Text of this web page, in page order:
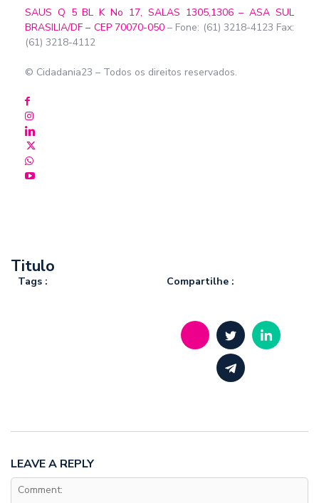
SAUS Q 5 BL K No 17, SALAS 1305,1306 – ASA SUL
BRASILIA/DF – CEP 70070-050– Fone: (61) 3218-4123 Fax:
(61) 3218-4112
© Cidadania23 – Todos os direitos reservados.
Titulo
Tags : Compartilhe :
LEAVE A REPLY